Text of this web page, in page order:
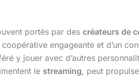
portés par des créateurs de
engageante et d’un
y jouer avec d’autres
le streaming, peut